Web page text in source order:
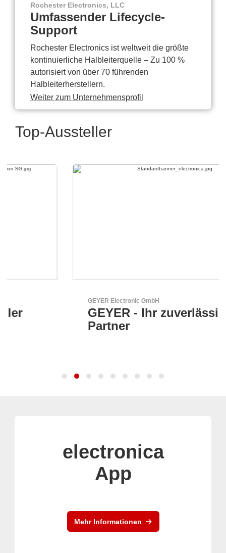
Rochester Electronics, LLC
Umfassender Lifecycle-
Support
Rochester Electronics ist weltweit die größte
kontinuierliche Halbleiterquelle – Zu 100 %
autorisiert von über 70 führenden
Halbleiterherstellern.
Weiter zum Unternehmensprofil
Top-Aussteller
GEYER Electronic GmbH
GEYER - Ihr zuverlässiger
electronica
App
Mehr Informationen